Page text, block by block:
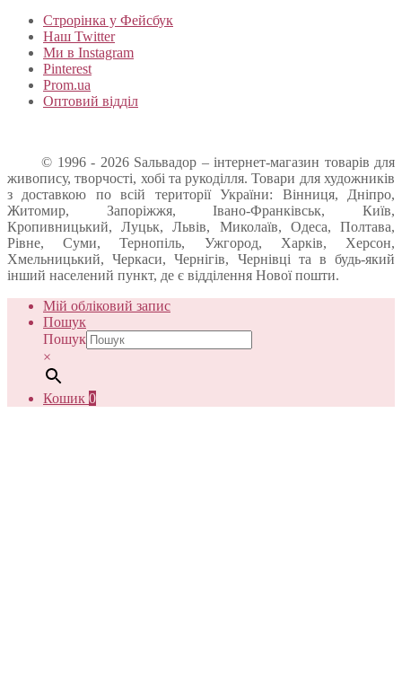
Строрінка у Фейсбук
Наш Twitter
Ми в Instagram
Pinterest
Prom.ua
Оптовий відділ
© 1996 - 2026 Sальвадор – інтернет-магазин товарів для
живопису, творчості, хобі та рукоділля. Товари для художників
з доставкою по всій території України: Вінниця, Дніпро,
Житомир, Запоріжжя, Івано-Франківськ, Київ,
Кропивницький, Луцьк, Львів, Миколаїв, Одеса, Полтава,
Рівне, Суми, Тернопіль, Ужгород, Харків, Херсон,
Хмельницький, Черкаси, Чернігів, Чернівці та в будь-який
інший населений пункт, де є відділення Нової пошти.
Мій обліковий запис
Пошук
Пошук
×
Кошик 0